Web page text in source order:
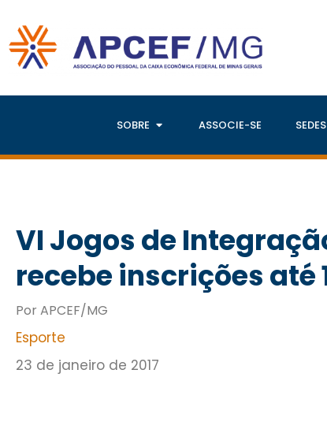
SOBRE ASSOCIE-SE SEDES
VI Jogos de
recebe inscrições até
Por APCEF/MG
Esporte
23 de janeiro de 2017